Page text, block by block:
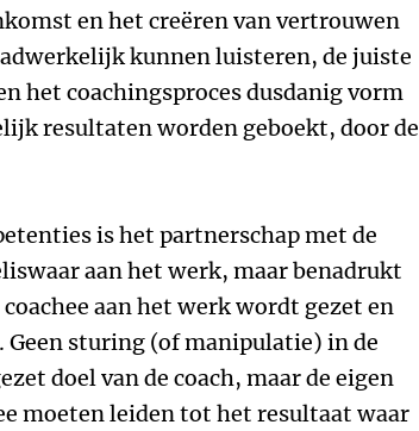
en het creëren van vertrouwen
kunnen luisteren, de juiste
het coachingsproces dusdanig vorm
resultaten worden geboekt, door de
is het partnerschap met de
aan het werk, maar benadrukt
aan het werk wordt gezet en
sturing (of manipulatie) in de
doel van de coach, maar de eigen
moeten leiden tot het resultaat waar